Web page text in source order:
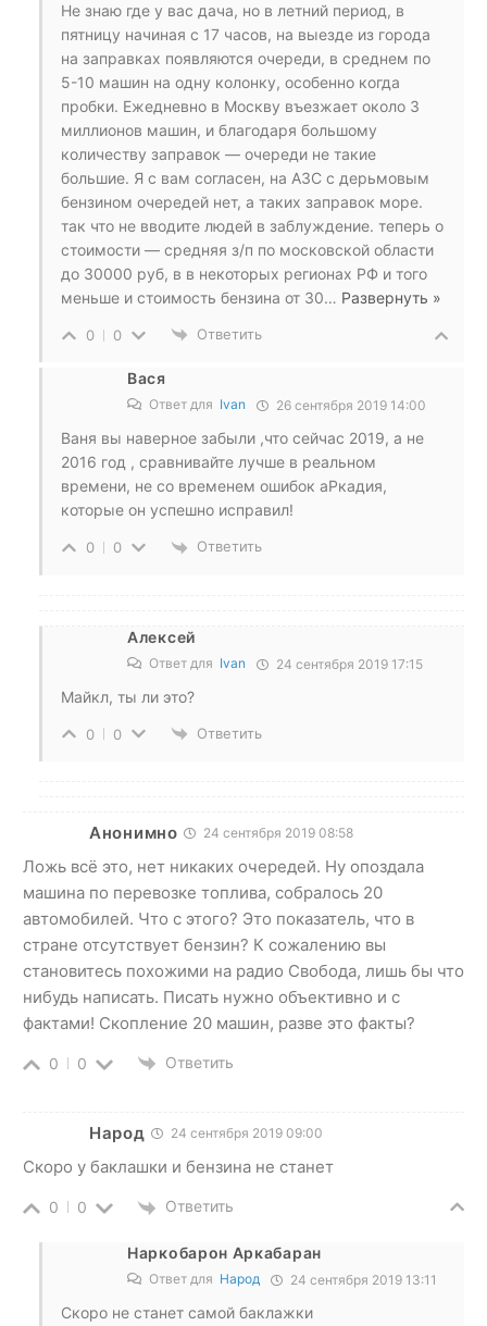
Не знаю где у вас дача, но в летний период, в
пятницу начиная с 17 часов, на выезде из города
на заправках появляются очереди, в среднем по
5-10 машин на одну колонку, особенно когда
пробки. Ежедневно в Москву въезжает около 3
миллионов машин, и благодаря большому
количеству заправок — очереди не такие
большие. Я с вам согласен, на АЗС с дерьмовым
бензином очередей нет, а таких заправок море.
так что не вводите людей в заблуждение. теперь о
стоимости — средняя з/п по московской области
до 30000 руб, в в некоторых регионах РФ и того
меньше и стоимость бензина от 30… Развернуть »
0 0 Ответить
Вася
Ответ для Ivan 26 сентября 2019 14:00
Ваня вы наверное забыли ,что сейчас 2019, а не
2016 год , сравнивайте лучше в реальном
времени, не со временем ошибок аРкадия,
которые он успешно исправил!
0 0 Ответить
Алексей
Ответ для Ivan 24 сентября 2019 17:15
Майкл, ты ли это?
0 0 Ответить
Анонимно 24 сентября 2019 08:58
Ложь всё это, нет никаких очередей. Ну опоздала
машина по перевозке топлива, собралось 20
автомобилей. Что с этого? Это показатель, что в
стране отсутствует бензин? К сожалению вы
становитесь похожими на радио Свобода, лишь бы что
нибудь написать. Писать нужно объективно и с
фактами! Скопление 20 машин, разве это факты?
0 0 Ответить
Народ 24 сентября 2019 09:00
Скоро у баклашки и бензина не станет
0 0 Ответить
Наркобарон Аркабаран
Ответ для Народ 24 сентября 2019 13:11
Скоро не станет самой баклажки